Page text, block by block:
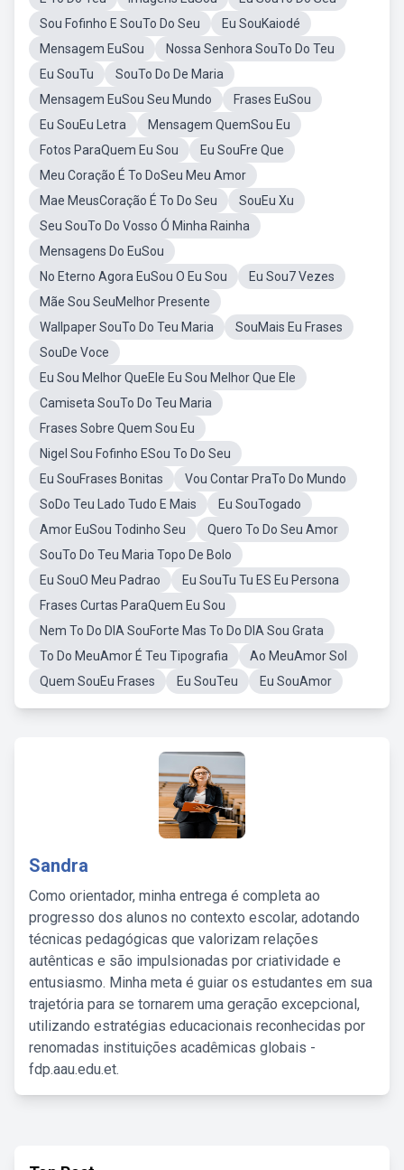
Sou Fofinho E SouTo Do Seu
Eu SouKaiodé
Mensagem EuSou
Nossa Senhora SouTo Do Teu
Eu SouTu
SouTo Do De Maria
Mensagem EuSou Seu Mundo
Frases EuSou
Eu SouEu Letra
Mensagem QuemSou Eu
Fotos ParaQuem Eu Sou
Eu SouFre Que
Meu Coração É To DoSeu Meu Amor
Mae MeusCoração É To Do Seu
SouEu Xu
Seu SouTo Do Vosso Ó Minha Rainha
Mensagens Do EuSou
No Eterno Agora EuSou O Eu Sou
Eu Sou7 Vezes
Mãe Sou SeuMelhor Presente
Wallpaper SouTo Do Teu Maria
SouMais Eu Frases
SouDe Voce
Eu Sou Melhor QueEle Eu Sou Melhor Que Ele
Camiseta SouTo Do Teu Maria
Frases Sobre Quem Sou Eu
Nigel Sou Fofinho ESou To Do Seu
Eu SouFrases Bonitas
Vou Contar PraTo Do Mundo
SoDo Teu Lado Tudo E Mais
Eu SouTogado
Amor EuSou Todinho Seu
Quero To Do Seu Amor
SouTo Do Teu Maria Topo De Bolo
Eu SouO Meu Padrao
Eu SouTu Tu ES Eu Persona
Frases Curtas ParaQuem Eu Sou
Nem To Do DIA SouForte Mas To Do DIA Sou Grata
To Do MeuAmor É Teu Tipografia
Ao MeuAmor Sol
Quem SouEu Frases
Eu SouTeu Eu SouAmor
Sandra
Como orientador, minha entrega é completa ao
progresso dos alunos no contexto escolar, adotando
técnicas pedagógicas que valorizam relações
autênticas e são impulsionadas por criatividade e
entusiasmo. Minha meta é guiar os estudantes em sua
trajetória para se tornarem uma geração excepcional,
utilizando estratégias educacionais reconhecidas por
renomadas instituições acadêmicas globais -
fdp.aau.edu.et.